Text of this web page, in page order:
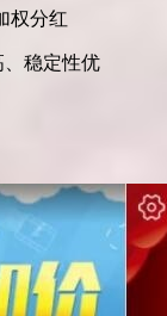
权分红
、稳定性优